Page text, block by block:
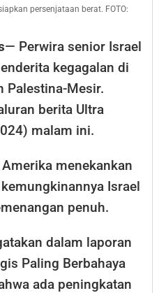
Israel
Mampu
Raih
Kemenangan
persenjataan berat. FOTO:
— Perwira senior Israel
kegagalan di
Palestina-Mesir.
berita Ultra
malam ini.
menekankan
Israel
penuh.
dalam laporan
Paling Berbahaya
ada peningkatan